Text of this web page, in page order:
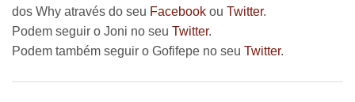
dos Why através do seu Facebook ou Twitter.
Podem seguir o Joni no seu Twitter.
Podem também seguir o Gofifepe no seu Twitter.